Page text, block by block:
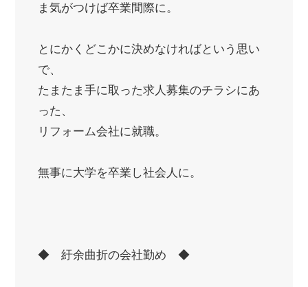
ま気がつけば卒業間際に。
とにかくどこかに決めなければという思い
で、
たまたま手に取った求人募集のチラシにあ
った、
リフォーム会社に就職。
無事に大学を卒業し社会人に。
◆ 紆余曲折の会社勤め ◆